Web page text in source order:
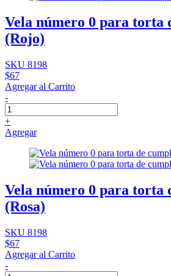
Vela número 0 para torta
(Rojo)
SKU 8198
$67
Agregar al Carrito
-
+
Agregar
Vela número 0 para torta
(Rosa)
SKU 8198
$67
Agregar al Carrito
-